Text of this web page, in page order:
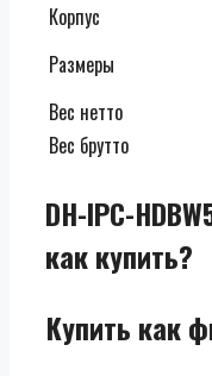
Корпус
Размеры
Вес нетто
Вес брутто
DH-IPC-
как купить?
Купить как